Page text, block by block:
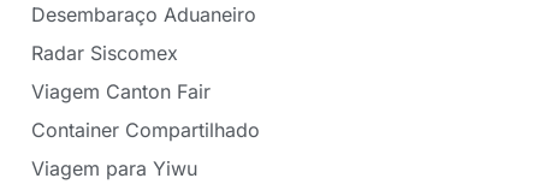
Desembaraço Aduaneiro
Radar Siscomex
Viagem Canton Fair
Container Compartilhado
Viagem para Yiwu